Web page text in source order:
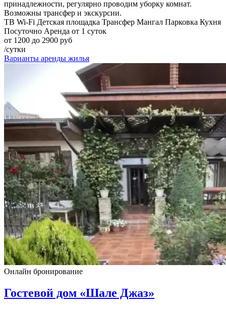
принадлежности, регулярно проводим уборку комнат.
Возможны трансфер и экскурсии.
ТВ Wi-Fi Детская площадка Трансфер Мангал Парковка Кухня
Посуточно Аренда от 1 суток
от 1200 до 2900 руб
/сутки
Варианты аренды жилья
Онлайн бронирование
Гостевой дом «Шале Джаз»